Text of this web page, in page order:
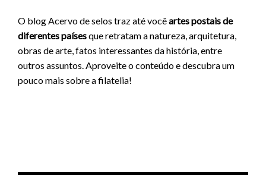
O blog Acervo de selos traz até vocêartes postais de
diferentes paísesque retratam a natureza, arquitetura,
obras de arte, fatos interessantes da história, entre
outros assuntos. Aproveite o conteúdo e descubra um
pouco mais sobre a filatelia!